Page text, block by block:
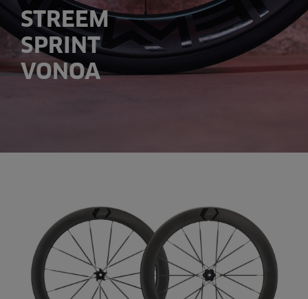
STREEM
SPRINT
VONOA